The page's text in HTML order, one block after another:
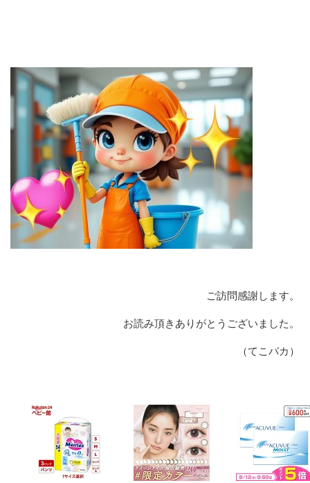
ご訪問感謝します。
お読み頂きありがとうございました。
（てこパカ）